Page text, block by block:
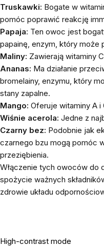
Truskawki: Bogate w
pomóc poprawić reakcję
Papaja: Ten owoc jest
papainę, enzym, który może
Maliny: Zawierają witaminy
Ananas: Ma działanie
bromelainy, enzymu, który
stany zapalne.
Mango: Oferuje witaminy A i
Wiśnie acerola: Jedne z
Czarny bez: Podobnie jak
czarnego bzu mogą pomóc
przeziębienia.
Włączenie tych owoców do
spożycie ważnych
zdrowie układu
High-contrast mode